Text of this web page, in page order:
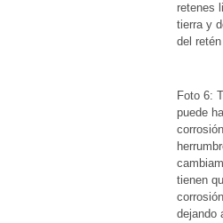
retenes
tierra y
del
Foto 6:
puede
tienen
dejando